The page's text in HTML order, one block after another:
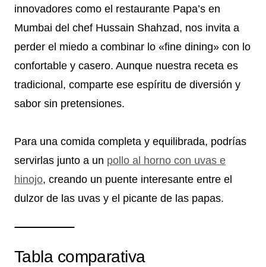
innovadores como el restaurante Papa’s en
Mumbai del chef Hussain Shahzad, nos invita a
perder el miedo a combinar lo «fine dining» con lo
confortable y casero. Aunque nuestra receta es
tradicional, comparte ese espíritu de diversión y
sabor sin pretensiones.
Para una comida completa y equilibrada, podrías
servirlas junto a un pollo al horno con uvas e
hinojo, creando un puente interesante entre el
dulzor de las uvas y el picante de las papas.
Tabla comparativa